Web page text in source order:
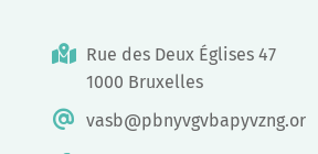
Rue des Deux Églises 47
1000 Bruxelles
vasb@pbnyvgvbapyvzng.or